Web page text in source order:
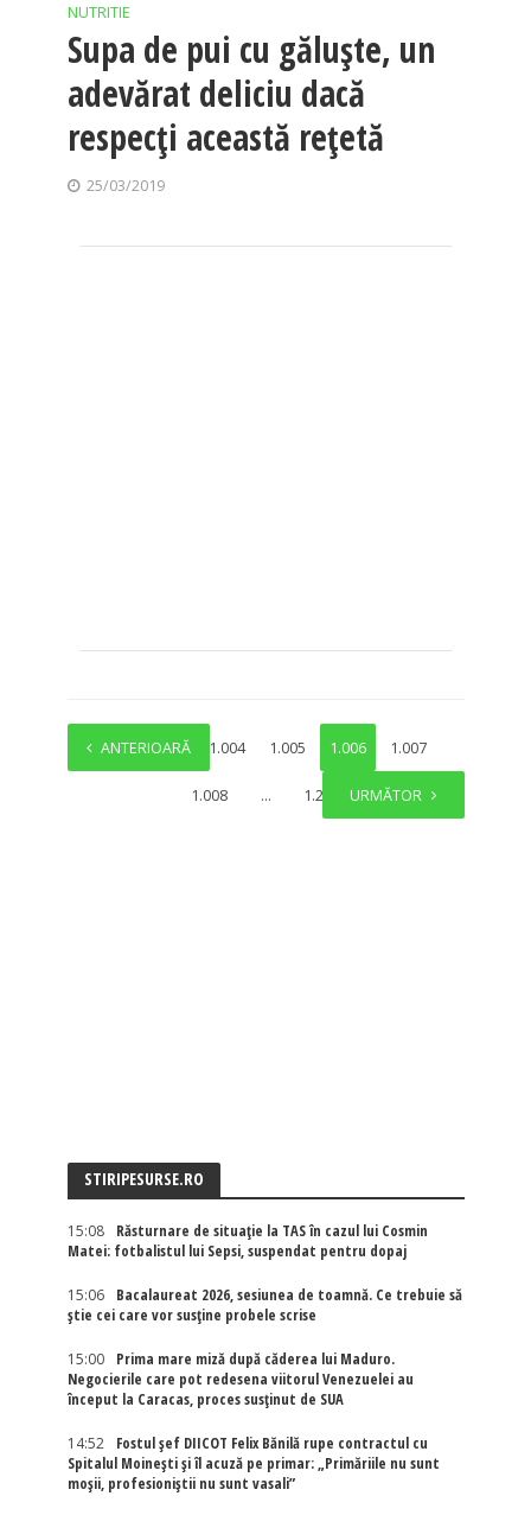
NUTRITIE
Supa de pui cu găluşte, un
adevărat deliciu dacă
respecţi această reţetă
25/03/2019
ANTERIOARĂ
1 … 1.004 1.005 1.006 1.007
1.008 … 1.279 URMĂTOR
STIRIPESURSE.RO
15:08
Răsturnare de situație la TAS în cazul lui Cosmin
Matei: fotbalistul lui Sepsi, suspendat pentru dopaj
15:06
Bacalaureat 2026, sesiunea de toamnă. Ce trebuie să
știe cei care vor susține probele scrise
15:00
Prima mare miză după căderea lui Maduro.
Negocierile care pot redesena viitorul Venezuelei au
început la Caracas, proces susținut de SUA
14:52
Fostul șef DIICOT Felix Bănilă rupe contractul cu
Spitalul Moinești și îl acuză pe primar: „Primăriile nu sunt
moșii, profesioniștii nu sunt vasali”